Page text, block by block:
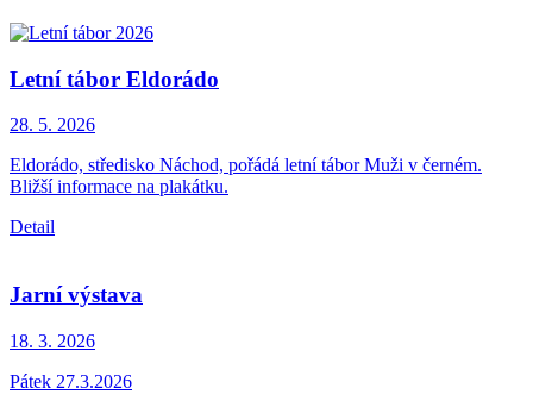
Letní tábor Eldorádo
28. 5. 2026
Eldorádo, středisko Náchod, pořádá letní tábor Muži v černém.
Bližší informace na plakátku.
Detail
Jarní výstava
18. 3. 2026
Pátek 27.3.2026